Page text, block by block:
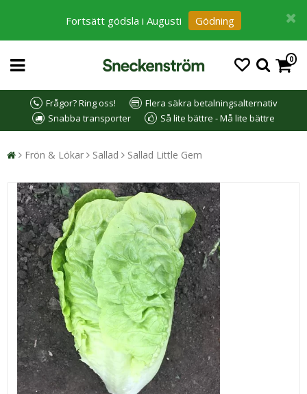
Fortsätt gödsla i Augusti Gödning
0
Frågor? Ring oss!
Flera säkra betalningsalternativ
Snabba transporter
Så lite bättre - Må lite bättre
Frön & Lökar Sallad Sallad Little Gem